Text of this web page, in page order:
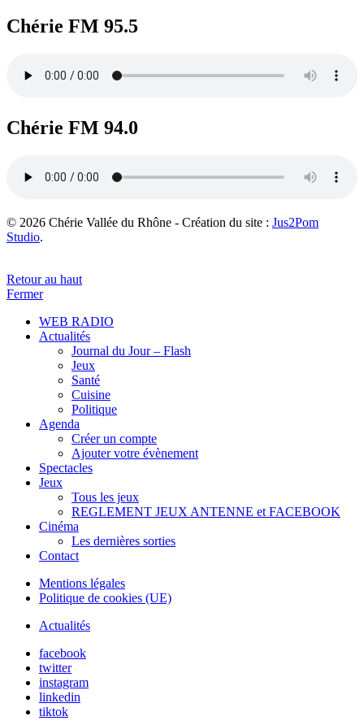
Chérie FM 95.5
Chérie FM 94.0
© 2026 Chérie Vallée du Rhône - Création du site : Jus2Pom
Studio.
Retour au haut
Fermer
WEB RADIO
Actualités
Journal du Jour – Flash
Jeux
Santé
Cuisine
Politique
Agenda
Créer un compte
Ajouter votre évènement
Spectacles
Jeux
Tous les jeux
REGLEMENT JEUX ANTENNE et FACEBOOK
Cinéma
Les dernières sorties
Contact
Mentions légales
Politique de cookies (UE)
Actualités
facebook
twitter
instagram
linkedin
tiktok